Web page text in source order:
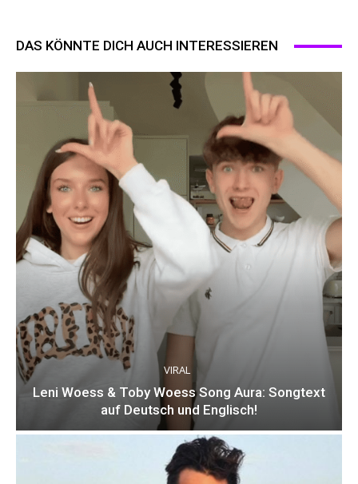
DAS KÖNNTE DICH AUCH INTERESSIEREN
VIRAL
Leni Woess & Toby Woess Song Aura: Songtext
auf Deutsch und Englisch!